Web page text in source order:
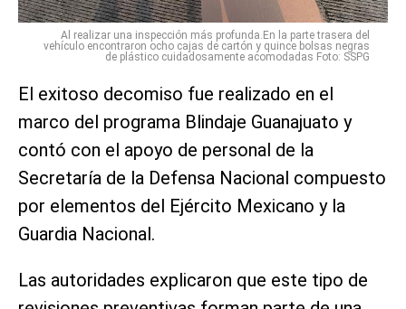
Al realizar una inspección más profunda.En la parte trasera del
vehículo encontraron ocho cajas de cartón y quince bolsas negras
de plástico cuidadosamente acomodadas Foto: SSPG
El exitoso decomiso fue realizado en el
marco del programa Blindaje Guanajuato y
contó con el apoyo de personal de la
Secretaría de la Defensa Nacional compuesto
por elementos del Ejército Mexicano y la
Guardia Nacional.
Las autoridades explicaron que este tipo de